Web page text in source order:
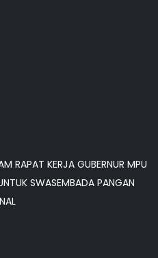
RAPAT KERJA GUBERNUR MPU
SWASEMBADA PANGAN